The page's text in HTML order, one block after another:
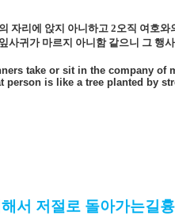
자리에 앉지 아니하고 2오직 여호와
사귀가 마르지 아니함 같으니 그 행
take or sit in the company of
is like a tree planted by
서 저절로 돌아가는길